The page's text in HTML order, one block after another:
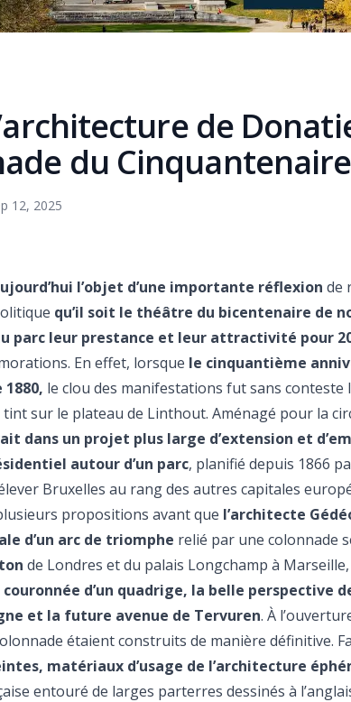
de
du Cinquantenaire
12, 2025
l’objet d’une importante réflexion de
qu’il soit le théâtre du bicentenaire de
parc leur prestance et leur attractivité pour
En effet, lorsque le cinquantième
le clou des manifestations fut sans conteste
tint sur le plateau de Linthout. Aménagé pour la
dans un projet plus large d’extension et
autour d’un parc, planifié depuis 1866
Bruxelles au rang des autres capitales
propositions avant que l’architecte
d’un arc de triomphe relié par une colonnade
de Londres et du palais Longchamp à Marseille,
couronnée d’un quadrige, la belle perspective
et la future avenue de Tervuren. À
étaient construits de manière définitive.
matériaux d’usage de l’architecture
entouré de larges parterres dessinés à